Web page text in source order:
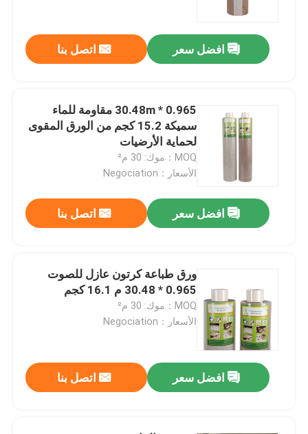
ورق حماية الأرضيات
ورق الكرافت لحماية الأرضيات
ورق تغليف أرضيات البناء
ورق طباعة كرتون
تغطية أرضية واقية مؤقتة
ورق كرتون أسود
شريط لاصق مسامي
افضل سعر اتصل بنا
0.965 * 30.48m مقاومة للماء
سميكة 15.2 كجم من الورق المقوى
لحماية الأرضيات
MOQ：موك: 30 م²
الأسعار：Negociation
افضل سعر اتصل بنا
ورق طباعة كرتون عازل للصوت
0.965 * 30.48 م 16.1 كجم
MOQ：موك: 30 م²
الأسعار：Negociation
افضل سعر اتصل بنا